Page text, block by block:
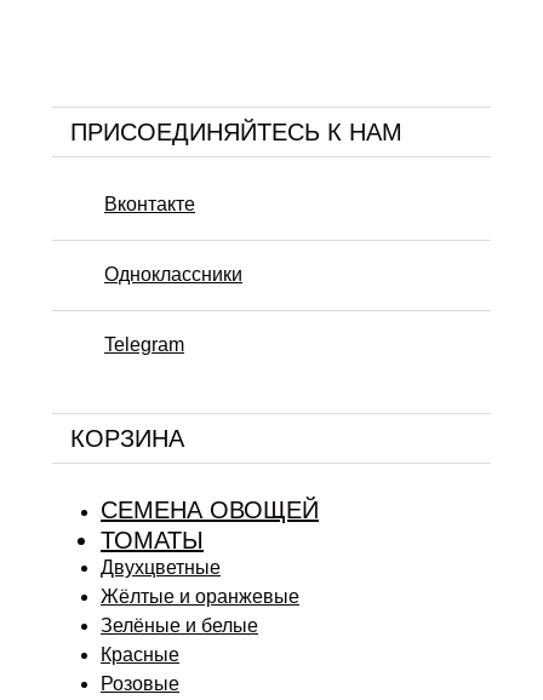
ПРИСОЕДИНЯЙТЕСЬ К НАМ
Вконтакте
Одноклассники
Telegram
КОРЗИНА
СЕМЕНА ОВОЩЕЙ
ТОМАТЫ
Двухцветные
Жёлтые и оранжевые
Зелёные и белые
Красные
Розовые